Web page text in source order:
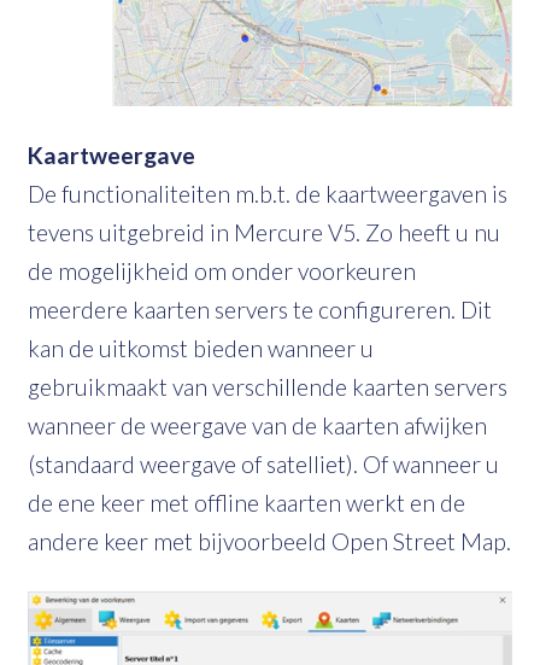
Kaartweergave
De functionaliteiten m.b.t. de kaartweergaven is
tevens uitgebreid in Mercure V5. Zo heeft u nu
de mogelijkheid om onder voorkeuren
meerdere kaarten servers te configureren. Dit
kan de uitkomst bieden wanneer u
gebruikmaakt van verschillende kaarten servers
wanneer de weergave van de kaarten afwijken
(standaard weergave of satelliet). Of wanneer u
de ene keer met offline kaarten werkt en de
andere keer met bijvoorbeeld Open Street Map.